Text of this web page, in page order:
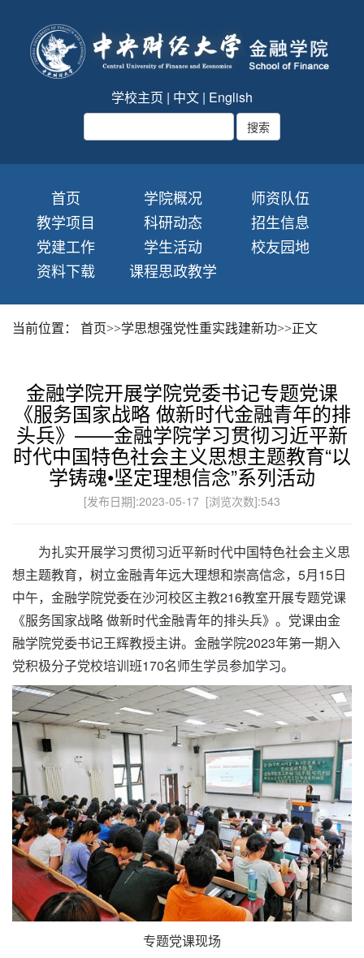
学校主页 | 中文 | English
首页 学院概况
师资队伍
教学项目
科研动态
招生信息
党建工作
学生活动
校友园地
资料下载
课程思政教学
当前位置： 首页>>学思想强党性重实践建新功>>正文
金融学院开展学院党委书记专题党课
《服务国家战略 做新时代金融青年的排
头兵》——金融学院学习贯彻习近平新
时代中国特色社会主义思想主题教育“以
学铸魂•坚定理想信念”系列活动
[发布日期]:2023-05-17 [浏览次数]:543
为扎实开展学习贯彻习近平新时代中国特色社会主义思
想主题教育，树立金融青年远大理想和崇高信念，5月15日
中午，金融学院党委在沙河校区主教216教室开展专题党课
《服务国家战略 做新时代金融青年的排头兵》。党课由金
融学院党委书记王辉教授主讲。金融学院2023年第一期入
党积极分子党校培训班170名师生学员参加学习。
专题党课现场